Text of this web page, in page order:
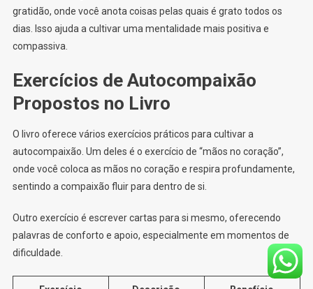
gratidão, onde você anota coisas pelas quais é grato todos os
dias. Isso ajuda a cultivar uma mentalidade mais positiva e
compassiva.
Exercícios de Autocompaixão
Propostos no Livro
O livro oferece vários exercícios práticos para cultivar a
autocompaixão. Um deles é o exercício de “mãos no coração”,
onde você coloca as mãos no coração e respira profundamente,
sentindo a compaixão fluir para dentro de si.
Outro exercício é escrever cartas para si mesmo, oferecendo
palavras de conforto e apoio, especialmente em momentos de
dificuldade.